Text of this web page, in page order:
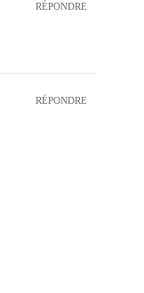
RÉPONDRE
RÉPONDRE